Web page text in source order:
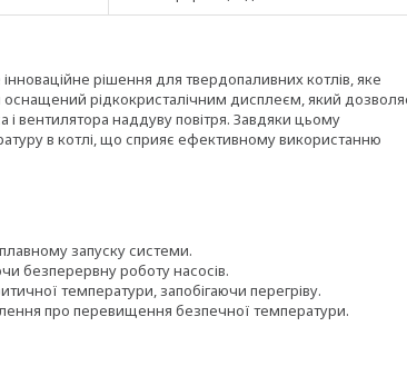
рішення для твердопаливних котлів, яке
рідкокристалічним дисплеєм, який
вентилятора наддуву повітря. Завдяки цьому
в котлі, що сприяє ефективному використанню
запуску системи.
безперервну роботу насосів.
температури, запобігаючи перегріву.
про перевищення безпечної температури.